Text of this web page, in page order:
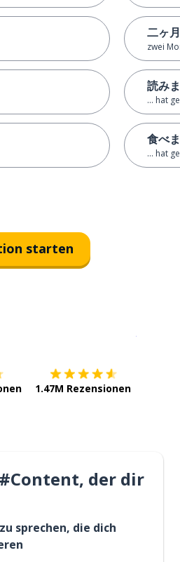
二ヶ
zwei
読み
... hat
食べ
... hat
starten
1.47M Rezensionen
der dir
sprechen, die dich